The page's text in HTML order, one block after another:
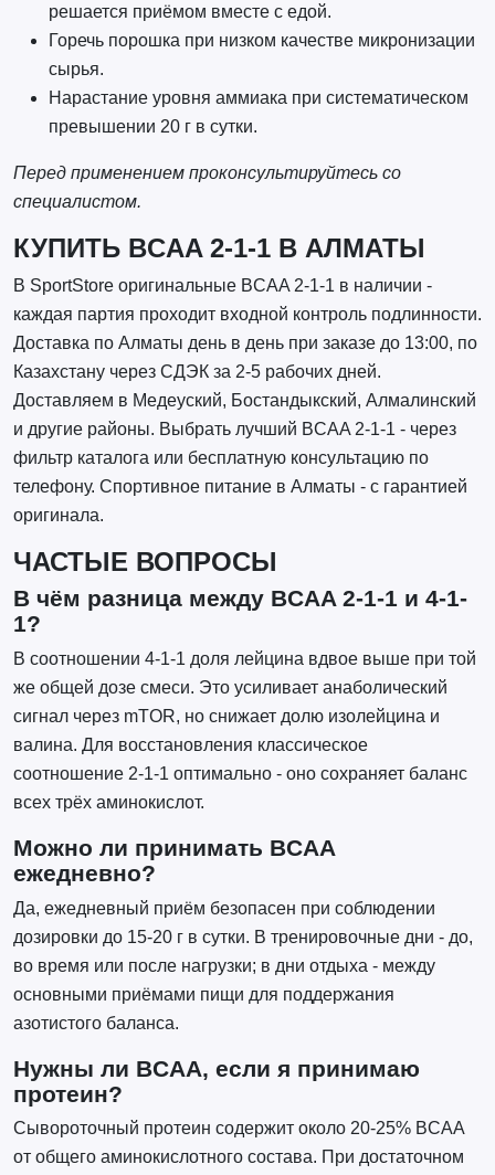
решается приёмом вместе с едой.
Горечь порошка при низком качестве микронизации
сырья.
Нарастание уровня аммиака при систематическом
превышении 20 г в сутки.
Перед применением проконсультируйтесь со
специалистом.
КУПИТЬ BCAA 2-1-1 В АЛМАТЫ
В SportStore оригинальные BCAA 2-1-1 в наличии -
каждая партия проходит входной контроль подлинности.
Доставка по Алматы день в день при заказе до 13:00, по
Казахстану через СДЭК за 2-5 рабочих дней.
Доставляем в Медеуский, Бостандыкский, Алмалинский
и другие районы. Выбрать лучший BCAA 2-1-1 - через
фильтр каталога или бесплатную консультацию по
телефону. Спортивное питание в Алматы - с гарантией
оригинала.
ЧАСТЫЕ ВОПРОСЫ
В чём разница между BCAA 2-1-1 и 4-1-
1?
В соотношении 4-1-1 доля лейцина вдвое выше при той
же общей дозе смеси. Это усиливает анаболический
сигнал через mTOR, но снижает долю изолейцина и
валина. Для восстановления классическое
соотношение 2-1-1 оптимально - оно сохраняет баланс
всех трёх аминокислот.
Можно ли принимать BCAA
ежедневно?
Да, ежедневный приём безопасен при соблюдении
дозировки до 15-20 г в сутки. В тренировочные дни - до,
во время или после нагрузки; в дни отдыха - между
основными приёмами пищи для поддержания
азотистого баланса.
Нужны ли BCAA, если я принимаю
протеин?
Сывороточный протеин содержит около 20-25% BCAA
от общего аминокислотного состава. При достаточном